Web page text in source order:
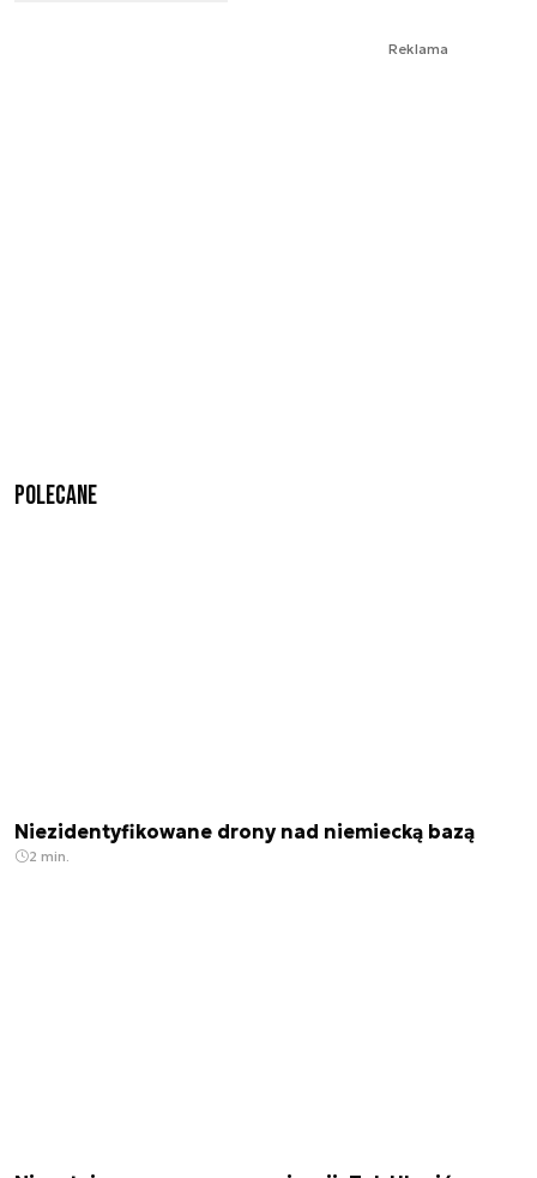
Reklama
Polecane
Niezidentyfikowane drony nad niemiecką bazą
2 min.